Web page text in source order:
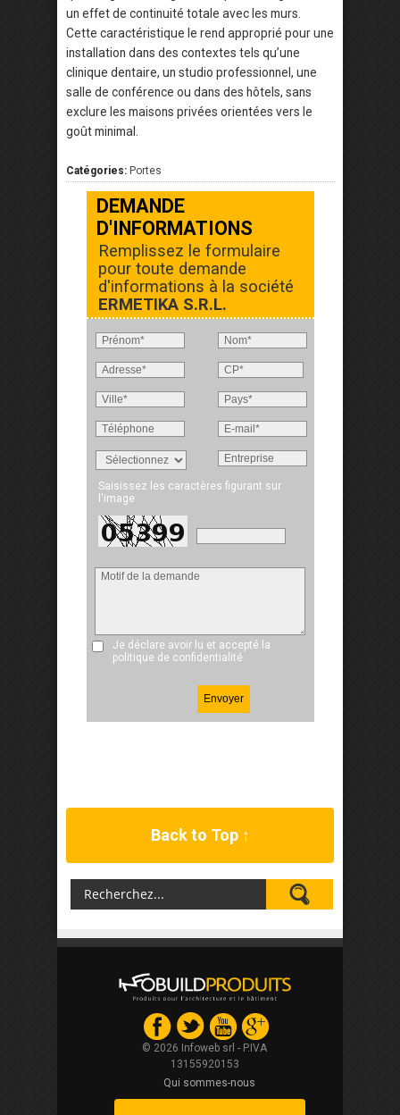
un effet de continuité totale avec les murs.
Cette caractéristique le rend approprié pour une
installation dans des contextes tels qu’une
clinique dentaire, un studio professionnel, une
salle de conférence ou dans des hôtels, sans
exclure les maisons privées orientées vers le
goût minimal.
Catégories: Portes
DEMANDE
D'INFORMATIONS
Remplissez le formulaire
pour toute demande
d'informations à la société
ERMETIKA S.R.L.
Saisissez les caractères figurant sur
l'image
Je déclare avoir lu et accepté la
politique de confidentialité
Back to Top ↑
© 2026 Infoweb srl - P.IVA
13155920153
Qui sommes-nous